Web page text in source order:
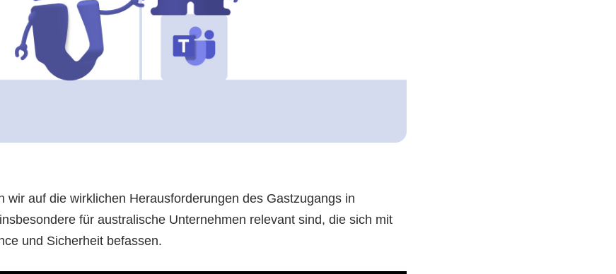
wir auf die wirklichen Herausforderungen des Gastzugangs in
für australische Unternehmen relevant sind, die sich mit
und Sicherheit befassen.